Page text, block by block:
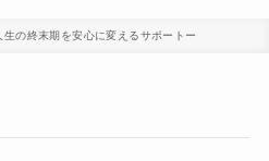
の終末期を安心に変えるサポートー